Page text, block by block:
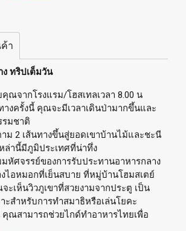
า
ทริปเต็มวัน
คุณจากโรงแรม/โฮสเทลเวลา 8.00 น
างครั้งนี้ คุณจะมีเวลาเดินป่ามากขึ้นและ
มชาติ
าม 2 เส้นทางขึ้นสู่ยอดเขาบ้านไม้และชะนี
ล่านี้มีภูมิประเทศที่น่าทึ่ง
หัศจรรย์ของการรับประทานอาหารกลาง
ไอหมอกที่เย็นสบาย ที่หมู่บ้านโฮมสเตย์
ะเห็นวิวภูเขาที่สวยงามจากประตู เป็น
ะสำหรับการทำสมาธิหรือเล่นโยคะ
คุณสามารถช่วยไกด์ทำอาหารไทยเพื่อ